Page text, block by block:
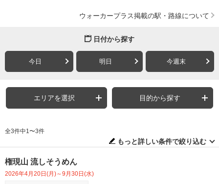
ウォーカープラス掲載の駅・路線について
日付から探す
今日 明日 今週末
エリアを選択 目的から探す
全3件中1〜3件
もっと詳しい条件で絞り込む
権現山 流しそうめん
2026年4月20日(月)～9月30日(水)